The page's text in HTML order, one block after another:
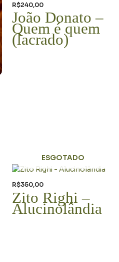
R$240,00
João Donato –
Quem é quem
(lacrado)
ESGOTADO
R$350,00
Zito Righi –
Alucinolândia